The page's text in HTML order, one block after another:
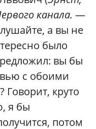
канала. —
а вы не
было
вы бы
с обоими
круто
я бы
потом